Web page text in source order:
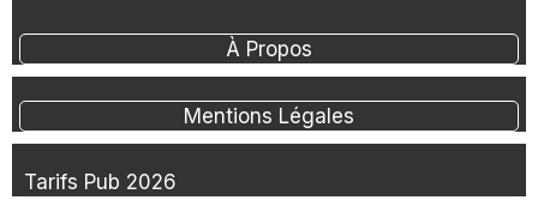
À Propos
Mentions Légales
Tarifs Pub 2026